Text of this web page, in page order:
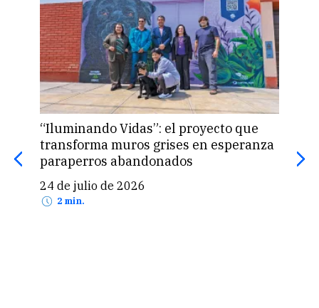
“Iluminando Vidas”: el proyecto que
transforma muros grises en esperanza
paraperros abandonados
24 de julio de 2026
2 min.